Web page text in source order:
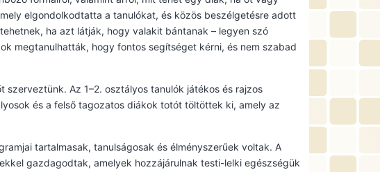
elgondolkodtatta a tanulókat, és közös beszélgetésre adott
ha azt látják, hogy valakit bántanak – legyen szó
megtanulhatták, hogy fontos segítséget kérni, és nem szabad
Az 1–2. osztályos tanulók játékos és rajzos
és a felső tagozatos diákok totót töltöttek ki, amely az
tartalmasak, tanulságosak és élményszerűek voltak. A
gazdagodtak, amelyek hozzájárulnak testi-lelki egészségük